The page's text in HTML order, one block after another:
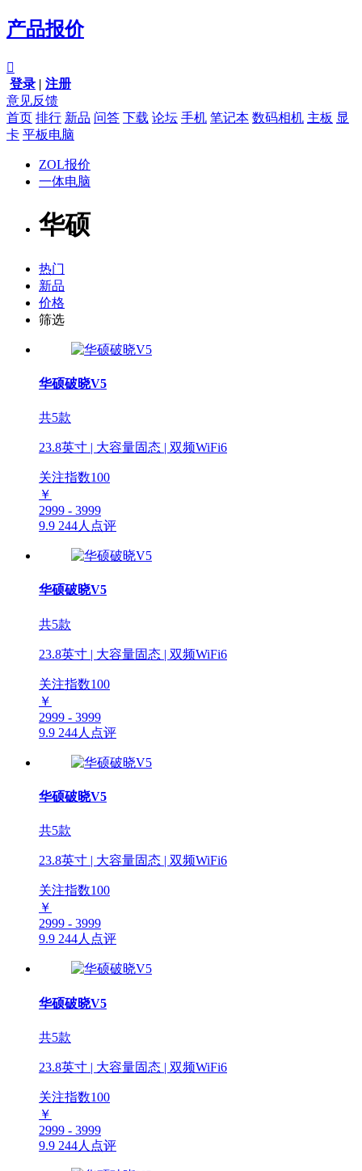
产品报价

登录 | 注册
意见反馈
首页 排行 新品 问答 下载 论坛 手机 笔记本 数码相机 主板 显
卡 平板电脑
ZOL报价
一体电脑
华硕
热门
新品
价格
筛选
华硕破晓V5
共5款
23.8英寸 | 大容量固态 | 双频WiFi6
关注指数100
￥
2999 - 3999
9.9 244人点评
华硕破晓V5
共5款
23.8英寸 | 大容量固态 | 双频WiFi6
关注指数100
￥
2999 - 3999
9.9 244人点评
华硕破晓V5
共5款
23.8英寸 | 大容量固态 | 双频WiFi6
关注指数100
￥
2999 - 3999
9.9 244人点评
华硕破晓V5
共5款
23.8英寸 | 大容量固态 | 双频WiFi6
关注指数100
￥
2999 - 3999
9.9 244人点评